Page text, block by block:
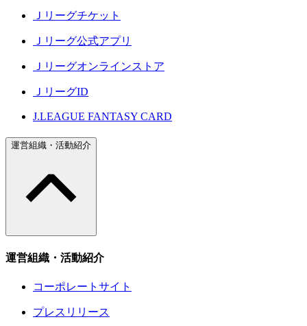
Ｊリーグチケット
Ｊリーグ公式アプリ
Ｊリーグオンラインストア
ＪリーグID
J.LEAGUE FANTASY CARD
運営組織・活動紹介
運営組織・活動紹介
コーポレートサイト
プレスリリース